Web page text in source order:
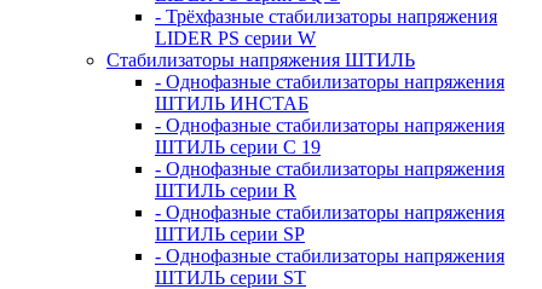
- Трёхфазные стабилизаторы напряжения
LIDER PS серии W
Стабилизаторы напряжения ШТИЛЬ
- Однофазные стабилизаторы напряжения
ШТИЛЬ ИНСТАБ
- Однофазные стабилизаторы напряжения
ШТИЛЬ серии C 19
- Однофазные стабилизаторы напряжения
ШТИЛЬ серии R
- Однофазные стабилизаторы напряжения
ШТИЛЬ серии SP
- Однофазные стабилизаторы напряжения
ШТИЛЬ серии ST